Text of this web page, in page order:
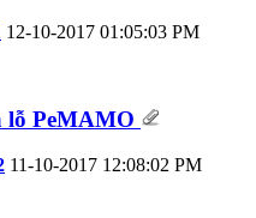
12-10-2017 01:05:03 PM
lỗ PeMAMO
11-10-2017 12:08:02 PM